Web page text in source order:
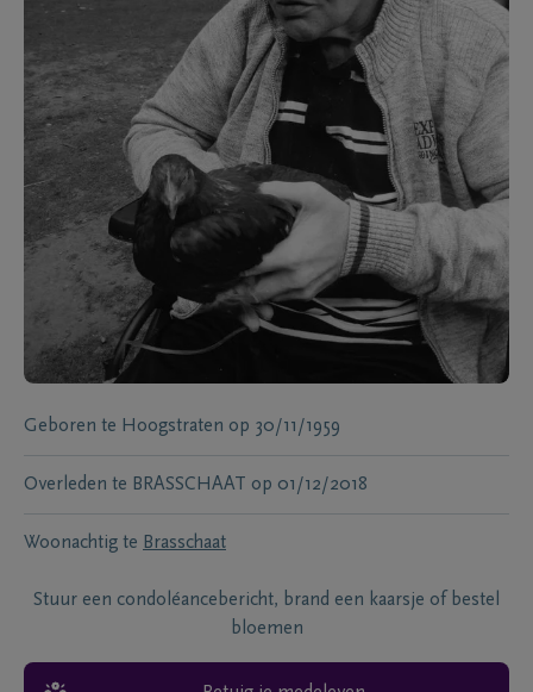
Geboren te Hoogstraten op 30/11/1959
Overleden te BRASSCHAAT op 01/12/2018
Woonachtig te Brasschaat
Stuur een condoléancebericht, brand een kaarsje of bestel
bloemen